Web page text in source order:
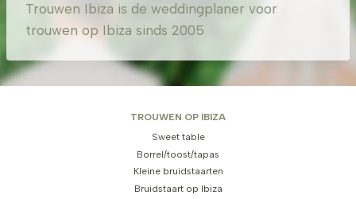
Trouwen Ibiza is de weddingplaner voor
trouwen op Ibiza sinds 2005
TROUWEN OP IBIZA
Sweet table
Borrel/toost/tapas
Kleine bruidstaarten
Bruidstaart op Ibiza